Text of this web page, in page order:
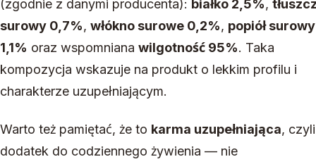
(zgodnie z danymi producenta): białko 2,5%,
surowy 0,7%, włókno surowe 0,2%, popiół surowy
1,1% oraz wspomniana wilgotność 95%. Taka
kompozycja wskazuje na produkt o lekkim profilu i
charakterze uzupełniającym.
Warto też pamiętać, że to karma uzupełniająca, czyli
dodatek do codziennego żywienia — nie